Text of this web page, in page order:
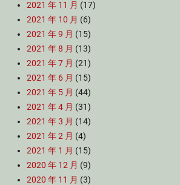
2021 年 11 月 (17)
2021 年 10 月 (6)
2021 年 9 月 (15)
2021 年 8 月 (13)
2021 年 7 月 (21)
2021 年 6 月 (15)
2021 年 5 月 (44)
2021 年 4 月 (31)
2021 年 3 月 (14)
2021 年 2 月 (4)
2021 年 1 月 (15)
2020 年 12 月 (9)
2020 年 11 月 (3)